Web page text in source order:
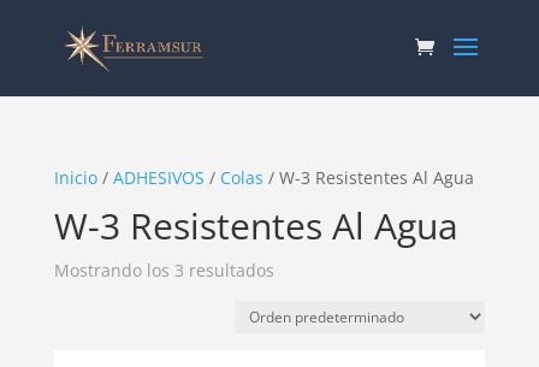
Inicio/ ADHESIVOS / Colas / W-3 Resistentes Al Agua
W-3 Resistentes Al Agua
Mostrando los 3 resultados